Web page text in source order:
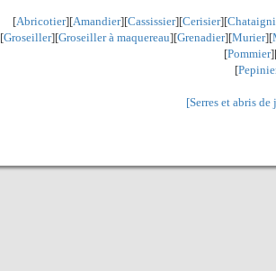
[Abricotier][Amandier][Cassissier][Cerisier][
[Groseiller][Groseiller à maquereau][Grenadier][Murier][
[Pommier
[
[Serres et abris de